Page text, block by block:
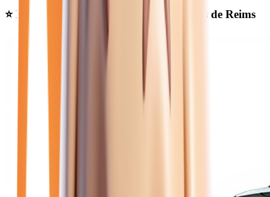
⭐ Nos meilleures offres renault diesel près de Reims